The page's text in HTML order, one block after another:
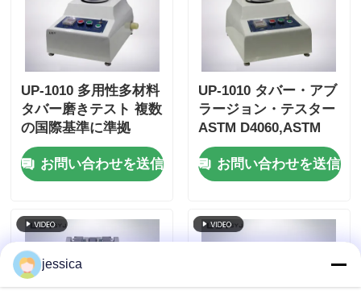
UP-1010 多用性多材料
タバー磨きテスト 複数
の国際基準に準拠
お問い合わせを送信
UP-1010 タバー・アブ
ラージョン・テスター
ASTM D4060,ASTM
D1044,ISO 5470および
JIS K7204に対応し,調
整可能な負荷
び60r/minの回転速度
を備えています
お問い合わせを送信
jessica